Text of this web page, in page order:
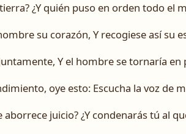
¿Y quién puso en orden todo el
su corazón, Y recogiese así su
Y el hombre se tornaría en
oye esto: Escucha la voz de
aborrece juicio? ¿Y condenarás tú al